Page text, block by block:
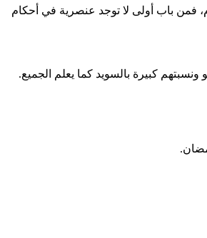
فمن باب أولى لا توجد عنصرية في أحكام